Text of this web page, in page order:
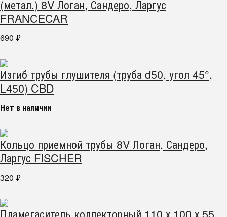
(метал.) 8V Логан, Сандеро, Ларгус
FRANCECAR
690 ₽
Изгиб трубы глушителя (труба d50, угол 45°,
L450) CBD
Нет в наличии
Кольцо приемной трубы 8V Логан, Сандеро,
Ларгус FISCHER
320 ₽
Пламегаситель коллекторный 110 х 100 х 55